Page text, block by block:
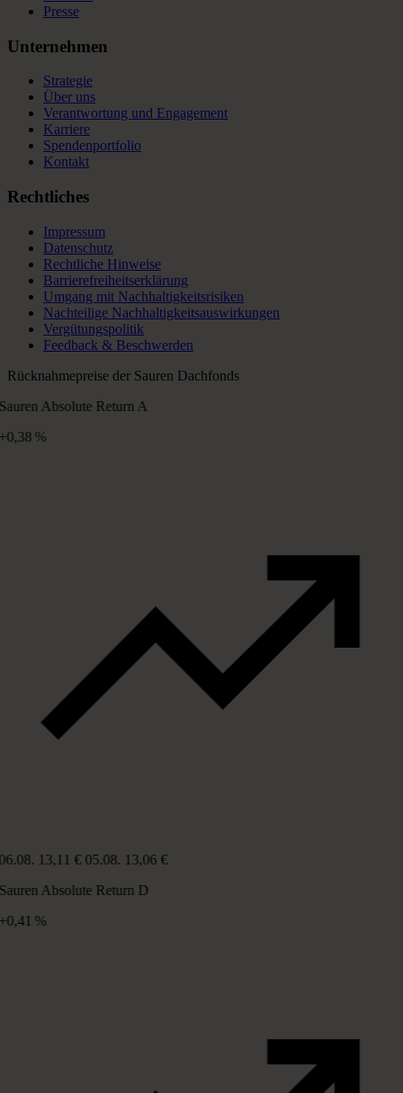
Presse
Unternehmen
Strategie
Über uns
Verantwortung und Engagement
Karriere
Spendenportfolio
Kontakt
Rechtliches
Impressum
Datenschutz
Rechtliche Hinweise
Barrierefreiheitserklärung
Umgang mit Nachhaltigkeitsrisiken
Nachteilige Nachhaltigkeitsauswirkungen
Vergütungspolitik
Feedback & Beschwerden
Rücknahmepreise der Sauren Dachfonds
Absolute Return A
%
13,11 € 05.08. 13,06 €
Absolute Return D
%